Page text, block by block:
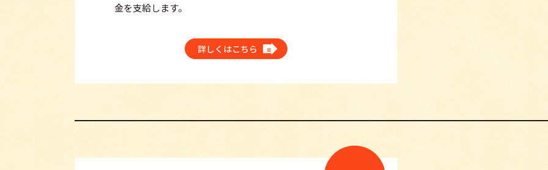
金を支給します。
詳しくはこちら